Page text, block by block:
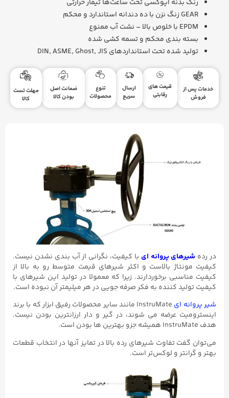
رنگ بدنه اپوکسی تحت ساعت‌ها تیمار حرارتی
GEAR زنگ نزن با ده دندانه استاندارد و محکم
EPDM با خلوص بالا – نشت آب ممنوع
بسته بندی محکم و تسمه کشی شده
تولید شده تحت استاندارد‌های DIN, ASME, Ghost, JIS
خدمات پس از
فروش
قیمت های
رقابتی
ارسال
سریع
تنوع
محصولات
ضمانت اصل
بودن کالا
مهلت تست
کالا
در رده شیرهای پروانه ای با کیفیت، نگرانی از آب بندی نشدن نیست.
کیفیت مونتاژ بالاست و اکثر شیرهای قیمت متوسط رو به بالا از
کیفیت مناسبی برخوردارند. زیرا که معمولا در تولید این شیرهای با
کیفیت تولید کننده به فکر صرفه جویی در هر میلیمتر آن نبوده است.
شیر پروانه ای
InstruMate مانند سایر محصولات رفیق ابزار که با برند
اینسترومیت عرضه می شوند، در گیر و دار ارزانترین بودن نیست.
هدف InstruMate همیشه جزو بهترین ها بودن است.
می‌توان گفت تفاوت شیرهای رده بالا در تمایز آنها در انتخاب قطعات
بهتر و گرانتر و لوکس‌تر است.